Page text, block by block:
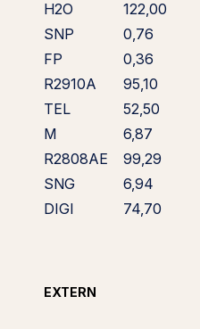
H2O
122,00
SNP
0,76
FP
0,36
R2910A
95,10
TEL
52,50
M
6,87
R2808AE
99,29
SNG
6,94
DIGI
74,70
EXTERN